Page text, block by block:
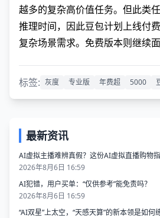
越多的复杂高价值任务。但此类
推理时间，因此豆包计划上线付
复杂场景需求。免费版本则继续
标签: 灰度 专业版 年费超 5000
最新资讯
AI虚拟主播难辨真假？这份AI虚拟直播购物
2026年8月6日 16:59
AI犯错，用户买单：“仅供参考”能免责吗？
2026年8月6日 16:59
“AI双星”上太空，“天感天算”的新本领是如何